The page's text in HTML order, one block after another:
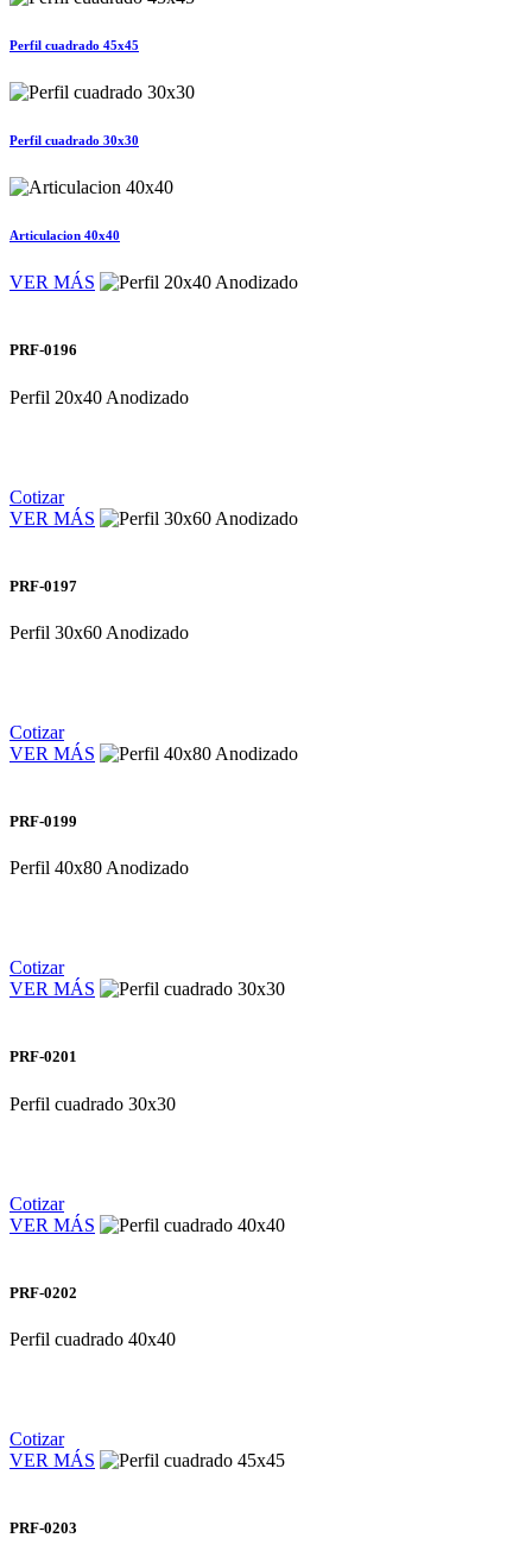
Perfil cuadrado 45x45
Perfil cuadrado 30x30
Articulacion 40x40
VER MÁS
PRF-0196
Perfil 20x40 Anodizado
Cotizar
VER MÁS
PRF-0197
Perfil 30x60 Anodizado
Cotizar
VER MÁS
PRF-0199
Perfil 40x80 Anodizado
Cotizar
VER MÁS
PRF-0201
Perfil cuadrado 30x30
Cotizar
VER MÁS
PRF-0202
Perfil cuadrado 40x40
Cotizar
VER MÁS
PRF-0203